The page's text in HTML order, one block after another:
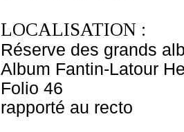
LOCALISATION :
Réserve des grands
Album Fantin-Latour
Folio 46
rapporté au recto